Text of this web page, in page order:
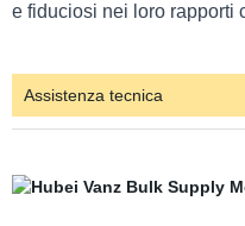
e fiduciosi nei loro rapporti
Assistenza tecnica